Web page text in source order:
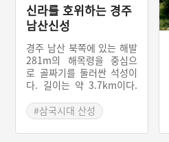
신라를 호위하는 경주
남산신성
경주 남산 북쪽에 있는 해발
281m의 해목령을 중심으
로 골짜기를 둘러싼 석성이
다. 길이는 약 3.7km이다.
‘남산성’을 쌓으니 주위가
2,854보였다는 기록이 있
다. 679년(신라 문무왕 19)
#삼국시대 산성